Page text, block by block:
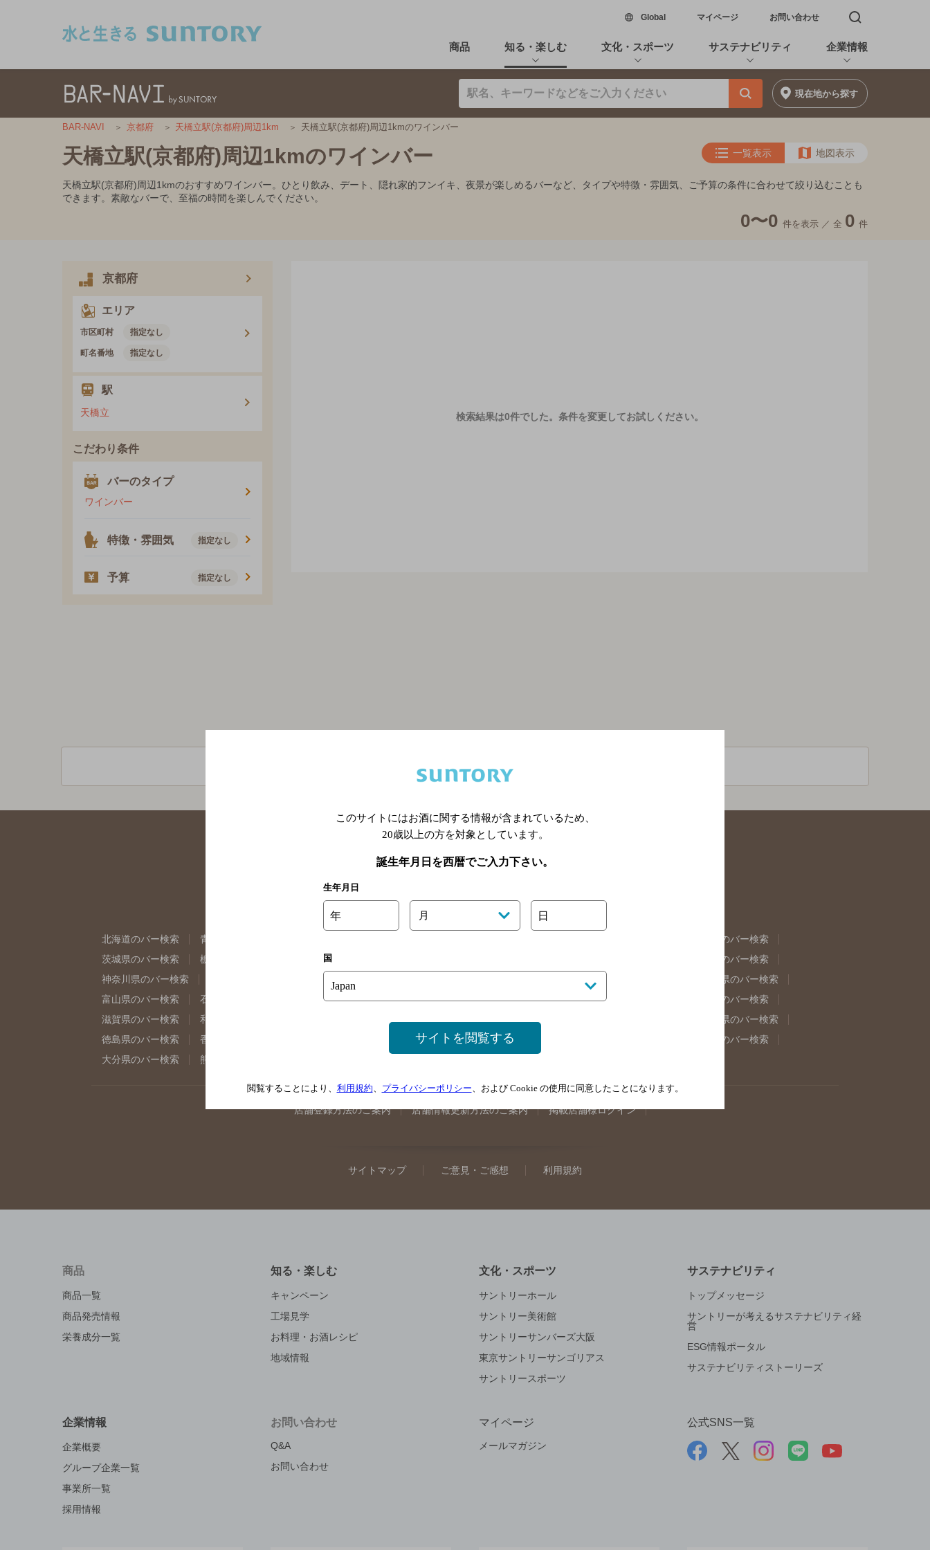
Global新しいウィンドウで開く
マイページ お問い合わせ 検索窓を開く
商品 知る・楽しむ 文化・スポーツ サステナビリティ 企業情報
現在地から探す
BAR-NAVI 京都府 天橋立駅(京都府)周辺1km 天橋立駅(京都府)周辺1kmのワインバー
天橋立駅(京都府)周辺1kmのワインバー 一覧表示 地図表示
天橋立駅(京都府)周辺1kmのおすすめワインバー。ひとり飲み、デート、隠れ家的フンイキ、夜景が楽しめるバーなど、タイプや特徴・雰囲気、ご予算の条件に合わせて絞り込むことも
できます。素敵なバーで、至福の時間を楽しんでください。
0〜0 件を表示 ／ 全 0 件
京都府
エリア
市区町村 指定なし
町名番地 指定なし
駅
天橋立
こだわり条件
バーのタイプ
ワインバー
特徴・雰囲気 指定なし
予算 指定なし
検索結果は0件でした。 条件を変更してお試しください。
関連ページ
北海道のバー検索 青森県のバー検索
福島県のバー検索
茨城県のバー検索
栃木県のバー検索 群馬県のバー検索
東京都のバー検索
神奈川県のバー検索
埼玉県のバー検索
岐阜県のバー検索
富山県のバー検索
石川県のバー検索 福井県のバー検索 大阪府のバー検索 京都府のバー検索 兵庫県のバー検索
奈良県のバー検索
滋賀県のバー検索
和歌山県のバー検索 岡山県のバー検索 山口県のバー検索
島根県のバー検索
徳島県のバー検索
香川県のバー検索 高知県のバー検索 福岡県のバー検索
佐賀県のバー検索
大分県のバー検索
熊本県のバー検索
店舗登録方法のご案内 店舗情報更新方法のご案内 掲載店舗様ログイン
サイトマップ ご意見・ご感想 利用規約
商品
商品一覧
商品発売情報
栄養成分一覧
知る・楽しむ
キャンペーン
工場見学
お料理・お酒レシピ
地域情報
文化・スポーツ
サントリーホール
サントリー美術館
サントリーサンバーズ大阪
東京サントリーサンゴリアス
サントリースポーツ
サステナビリティ
トップメッセージ
サントリーが考えるサステナビリティ経
営
ESG情報ポータル
サステナビリティストーリーズ
企業情報
企業概要
グループ企業一覧
事業所一覧
採用情報
お問い合わせ
Q&A
お問い合わせ
マイページ
メールマガジン
公式SNS一覧
このサイトにはお酒に関する情報が含まれているため、
20歳以上の方を対象としています。
誕生年月日を西暦でご入力下さい。
生年月日
年 月 日
国
サイトを閲覧する
閲覧することにより、 利用規約、 プライバシーポリシー、および Cookie の使用に同意したことになります。